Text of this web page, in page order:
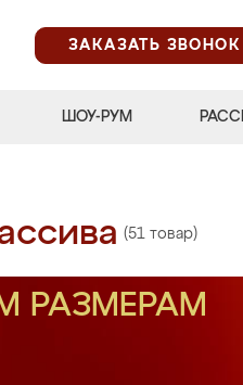
ЗАКАЗАТЬ ЗВОНОК
ШОУ-РУМ
(51 товар)
РАЗМЕРАМ